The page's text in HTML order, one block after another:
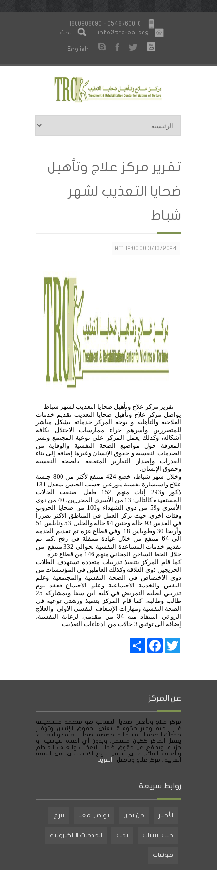
1800908090 - 0548760010
info@trc-pal.org
بحث
English
تقرير مركز علاج وتأهيل
ضحايا التعذيب لشهر
شباط
3/13/2024 12:00:00 AM
تقرير مركز علاج وتأهيل ضحايا التعذيب لشهر شباط
يواصل مركز علاج وتأهيل ضحايا التعذيب تقديم خدمات
العلاجية والتأهلية و يوجه المركز خدماته بشكل مباشر
للمتضررين
وأسرهم
جراء ممارسات الاحتلال بكافة
أشكاله، وكذلك يعمل المركز على توعية المجتمع ونشر
المعرفة
حول
مواضيع الصحة النفسية والوقاية من
الصدمات النفسية و حقوق الإنسان وغيرها إضافة إلى بناء
القدرات وإصدار التقارير المتعلقة بالصحة النفسية
وحقوق الإنسان.
وخلال شهر شباط، خضع 424 منتفع لأكثر من 800 جلسة
علاج واستشارة نفسية موزعين حسب الجنس بمعدل 131
ذكور و293 إناث منهم 152 طفل .
صنفت الحالات
المستفيدة كالتالي:
13 من الأسرى المحررين، 40 من ذوي
الأسرى و59 من ذوي الشهداء و100 من ضحايا الحروب
وفئات آخرى. حيث تركز العمل في المناطق الأكثر تضرراً
في القدس 93 حالة وجنين 94 حالة والخليل 53 ونابلس 51
وأريحا 30 وطوباس 18. وفي قطاع غزة تم تقديم الخدمة
الى 64 منتفع من خلال عيادة متنقلة في رفح .كما تم
تقديم خدمات المساعدة النفسية لحوالي 332 منتفع
من
خلال الخط الساخن المجاني منهم 146 من قطاع غزة.
كما قام المركز بتنفيذ تدريبات متعددة تستهدف الطلاب
الخريجين ذوي العلاقة وكذلك العاملين في المؤسسات من
ذوي الاختصاص في الصحة النفسية والمجتمعية وعلم
النفس والخدمة الاجتماعية وعلم الاجتماع فعقد يوم
تدريبي لطلبة التمريض في كلية ابن سينا وبمشاركة 25
طالب وطالبة. كما قام المركز بتنفيذ ورشتي توعية في
الصحة النفسية ومهارات الإسعاف النفسي الاولي والعلاج
الروائي استفاد منه
34 من مقدمي لرعاية النفسية،
إضافة الى توثيق 3 حالات من
ادعاءات التعذيب.
Share
FacebookTwitter
عن المركز
مركز علاج وتأهيل ضحايا التعذيب هو منظمة فلسطينية
غير ربحية وغير حكومية تعنى بحقوق الإنسان وتوفير
خدمات الصحة النفسية المتخصصة لضحايا العنف والتعذيب.
يعمل المركز ككيان مستقل، وبدون أي اجندة سياسية او
حزبية، ويدافع عن حقوق ضحايا التعذيب والعنف المنظم
والعنف القائم على أساس النوع الاجتماعي في الضفة
الغربية . مركز علاج وتأهيل
المزيد
روابط سريعة
الأخبار من نحن تواصل معنا تبرع
طلب انتساب بحث الخدمات الالكترونية
صوتيات